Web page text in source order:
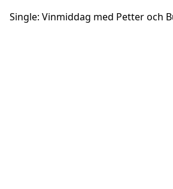
Single: Vinmiddag med Petter och